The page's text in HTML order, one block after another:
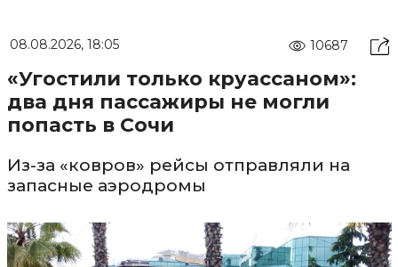
08.08.2026, 18:05 10687
«Угостили только круассаном»:
два дня пассажиры не могли
попасть в Сочи
Из-за «ковров» рейсы отправляли на
запасные аэродромы